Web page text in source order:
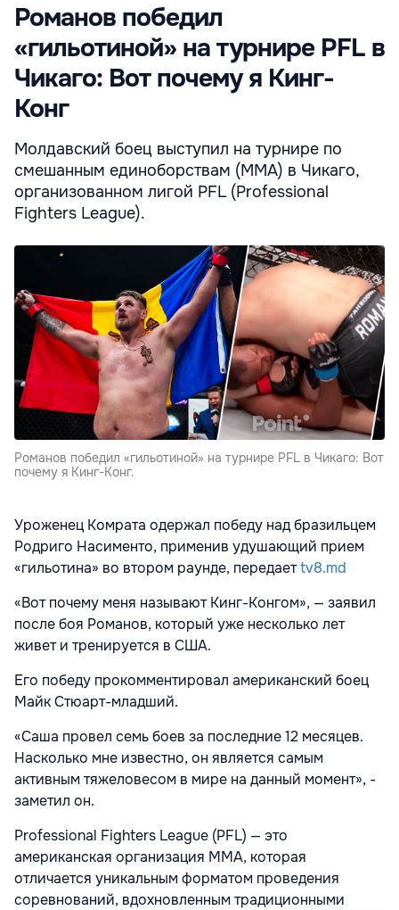
Романов победил
«гильотиной» на турнире PFL в
Чикаго: Вот почему я Кинг-
Конг
Молдавский боец выступил на турнире по
смешанным единоборствам (MMA) в Чикаго,
организованном лигой PFL (Professional
Fighters League).
Романов победил «гильотиной» на турнире PFL в Чикаго: Вот
почему я Кинг-Конг.
Уроженец Комрата одержал победу над бразильцем
Родриго Насименто, применив удушающий прием
«гильотина» во втором раунде, передаетtv8.md
«Вот почему меня называют Кинг-Конгом», — заявил
после боя Романов, который уже несколько лет
живет и тренируется в США.
Его победу прокомментировал американский боец
Майк Стюарт-младший.
«Саша провел семь боев за последние 12 месяцев.
Насколько мне известно, он является самым
активным тяжеловесом в мире на данный момент», -
заметил он.
Professional Fighters League (PFL) — это
американская организация ММА, которая
отличается уникальным форматом проведения
соревнований, вдохновленным традиционными